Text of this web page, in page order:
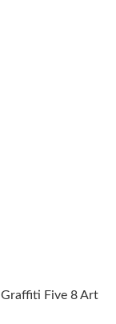
Graffiti Five 8 Art